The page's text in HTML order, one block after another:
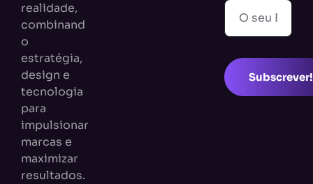
realidade,
combinand
o
estratégia,
design e
tecnologia
para
impulsionar
marcas e
maximizar
resultados.
Subscrever!